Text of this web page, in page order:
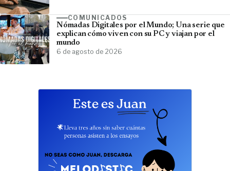
COMUNICADOS
Nómadas Digitales por el Mundo; Una serie que
explican cómo viven con su PC y viajan por el
mundo
6 de agosto de 2026